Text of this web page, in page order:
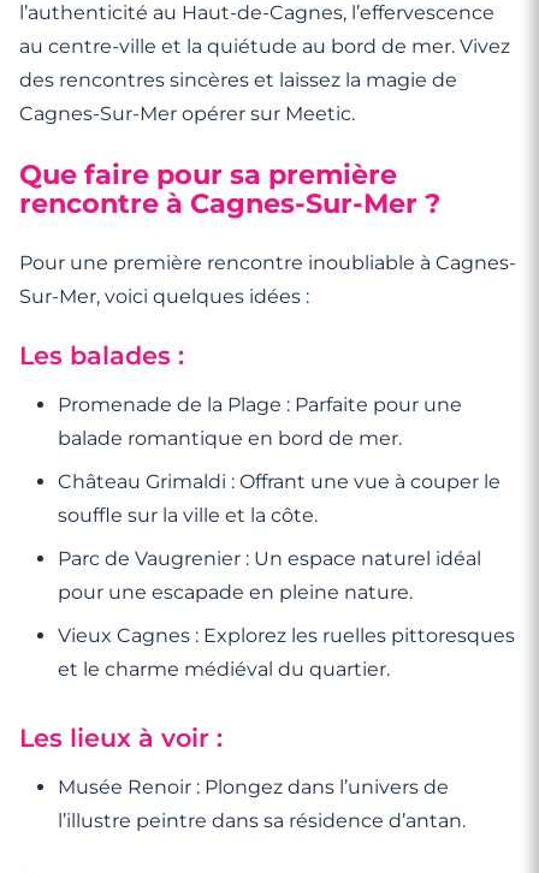
l’authenticité au Haut-de-Cagnes, l’effervescence
au centre-ville et la quiétude au bord de mer. Vivez
des rencontres sincères et laissez la magie de
Cagnes-Sur-Mer opérer sur Meetic.
Que faire pour sa première
rencontre à Cagnes-Sur-Mer ?
Pour une première rencontre inoubliable à Cagnes-
Sur-Mer, voici quelques idées :
Les balades :
Promenade de la Plage : Parfaite pour une
balade romantique en bord de mer.
Château Grimaldi : Offrant une vue à couper le
souffle sur la ville et la côte.
Parc de Vaugrenier : Un espace naturel idéal
pour une escapade en pleine nature.
Vieux Cagnes : Explorez les ruelles pittoresques
et le charme médiéval du quartier.
Les lieux à voir :
Musée Renoir : Plongez dans l’univers de
l’illustre peintre dans sa résidence d’antan.